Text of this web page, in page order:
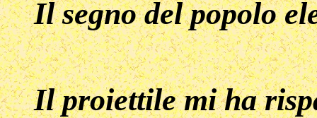
Il segno del popolo
Il proiettile mi ha